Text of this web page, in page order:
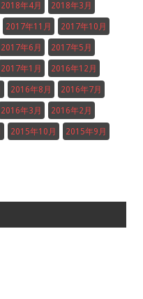
2018年4月 2018年3月
2017年11月 2017年10月
2017年6月 2017年5月
2017年1月 2016年12月
2016年8月 2016年7月
2016年3月 2016年2月
2015年10月 2015年9月